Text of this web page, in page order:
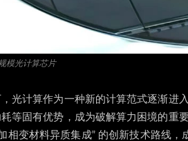
模光计算芯片
光计算作为一种新的计算范式逐渐进
等固有优势，成为破解算力困境的重
相变材料异质集成” 的创新技术路线